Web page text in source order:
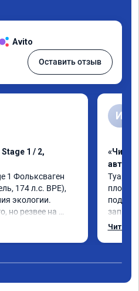
Avito
Оставить отзыв
1 / 2,
1 Фольксваген
174 л.с. BPE),
экологии.
но резвее на
после 100
И
«Чип
Туарег
плохо
работы
Читать